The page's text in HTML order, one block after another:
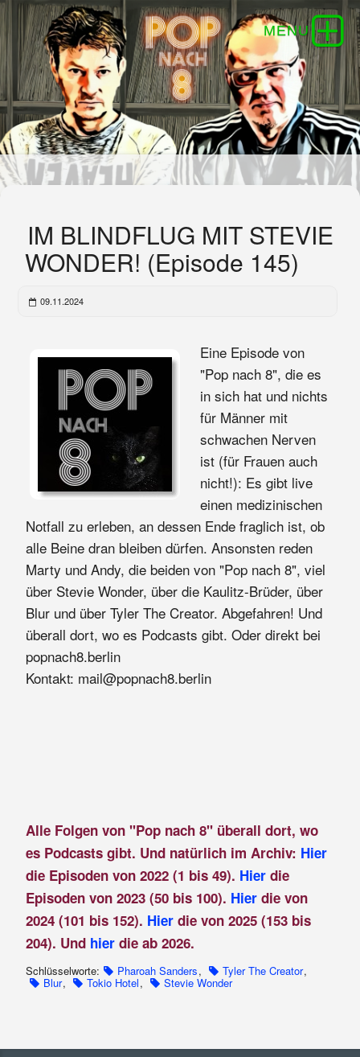
IM BLINDFLUG MIT STEVIE
WONDER! (Episode 145)
09.11.2024
Eine Episode von
"Pop nach 8", die es
in sich hat und nichts
für Männer mit
schwachen Nerven
ist (für Frauen auch
nicht!): Es gibt live
einen medizinischen
Notfall zu erleben, an dessen Ende fraglich ist, ob
alle Beine dran bleiben dürfen. Ansonsten reden
Marty und Andy, die beiden von "Pop nach 8", viel
über Stevie Wonder, über die Kaulitz-Brüder, über
Blur und über Tyler The Creator. Abgefahren! Und
überall dort, wo es Podcasts gibt. Oder direkt bei
popnach8.berlin
Kontakt: mail@popnach8.berlin
Alle Folgen von "Pop nach 8" überall dort, wo
es Podcasts gibt. Und natürlich im Archiv: Hier
die Episoden von 2022 (1 bis 49). Hierdie
Episoden von 2023 (50 bis 100). Hier die von
2024 (101 bis 152). Hier die von 2025 (153 bis
204). Und hier die ab 2026.
Schlüsselworte: Pharoah Sanders, Tyler The Creator,
Blur, Tokio Hotel, Stevie Wonder